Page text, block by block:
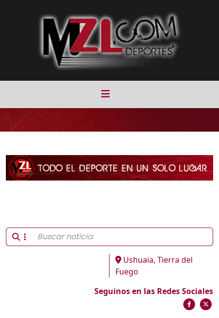
Ushuaia, Tierra del
Fuego
Seguinos en las Redes Sociales